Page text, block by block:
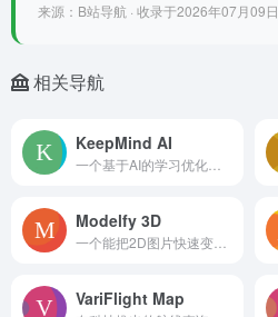
来源：B站导航 · 收录于2026年07月09日
相关导航
KeepMind AI
Modelfy 3D
VariFlight Map